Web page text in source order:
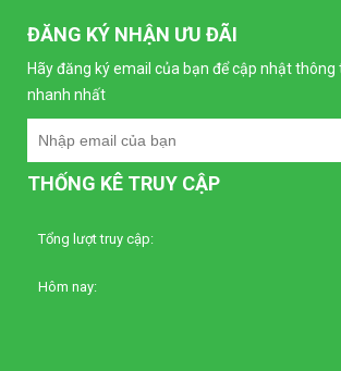
ĐĂNG KÝ NHẬN ƯU ĐÃI
Hãy đăng ký email của bạn để cập nhật
nhanh nhất
THỐNG KÊ TRUY CẬP
Tổng lượt truy cập:
Hôm nay: